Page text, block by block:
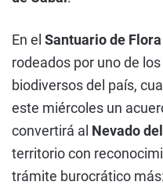
En el Santuario de
rodeados por uno de
biodiversos del país,
este miércoles un
convertirá al Nevado
territorio con
trámite burocrático